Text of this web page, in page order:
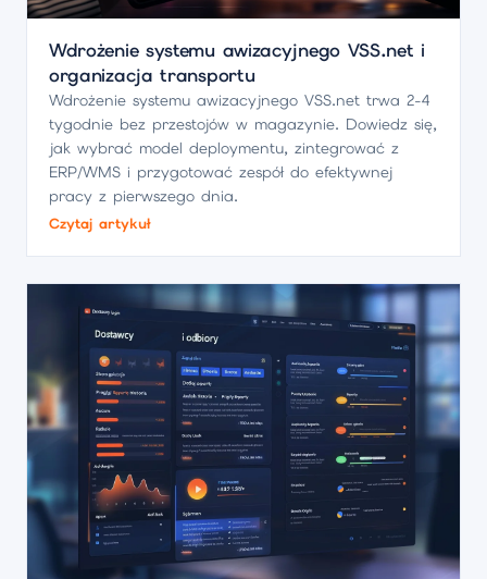
Wdrożenie systemu awizacyjnego VSS.net i
organizacja transportu
Wdrożenie systemu awizacyjnego VSS.net trwa 2-4
tygodnie bez przestojów w magazynie. Dowiedz się,
jak wybrać model deploymentu, zintegrować z
ERP/WMS i przygotować zespół do efektywnej
pracy z pierwszego dnia.
Czytaj artykuł